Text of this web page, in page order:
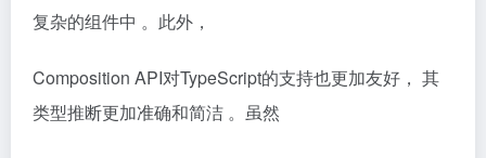
复杂的组件中 。此外，
Composition API对TypeScript的支持也更加友好， 其
类型推断更加准确和简洁 。虽然